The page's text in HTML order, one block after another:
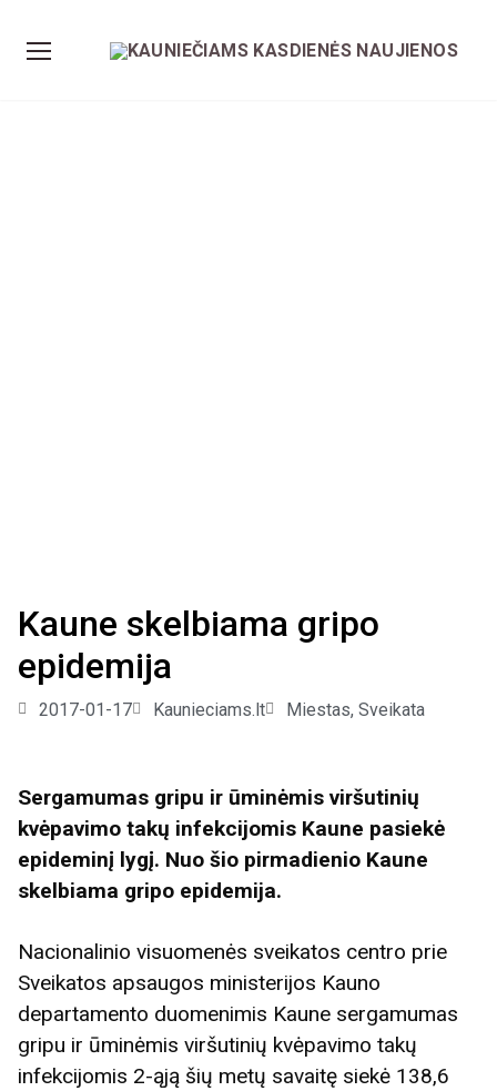
Kaune skelbiama gripo
epidemija
2017-01-17 Kaunieciams.lt Miestas, Sveikata
Sergamumas gripu ir ūminėmis viršutinių
kvėpavimo takų infekcijomis Kaune pasiekė
epideminį lygį. Nuo šio pirmadienio Kaune
skelbiama gripo epidemija.
Nacionalinio visuomenės sveikatos centro prie
Sveikatos apsaugos ministerijos Kauno
departamento duomenimis Kaune sergamumas
gripu ir ūminėmis viršutinių kvėpavimo takų
infekcijomis 2-ąją šių metų savaitę siekė 138,6